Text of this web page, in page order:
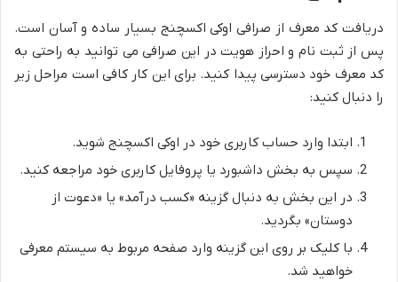
دریافت کد معرف از صرافی اوکی اکسچنج بسیار ساده و آسان است.
پس از ثبت نام و احراز هویت در این صرافی می توانید به راحتی به
کد معرف خود دسترسی پیدا کنید. برای این کار کافی است مراحل زیر
را دنبال کنید:
ابتدا وارد حساب کاربری خود در اوکی اکسچنج شوید.
سپس به بخش داشبورد یا پروفایل کاربری خود مراجعه کنید.
در این بخش به دنبال گزینه «کسب درآمد» یا «دعوت از
دوستان» بگردید.
با کلیک بر روی این گزینه وارد صفحه مربوط به سیستم معرفی
خواهید شد.